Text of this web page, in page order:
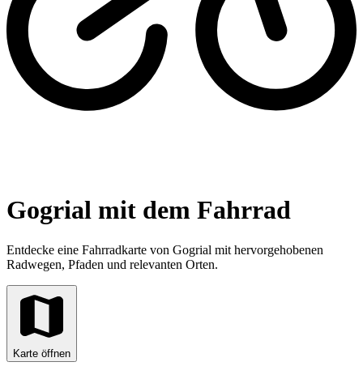
Gogrial mit dem Fahrrad
Entdecke eine Fahrradkarte von Gogrial mit hervorgehobenen
Radwegen, Pfaden und relevanten Orten.
Karte öffnen